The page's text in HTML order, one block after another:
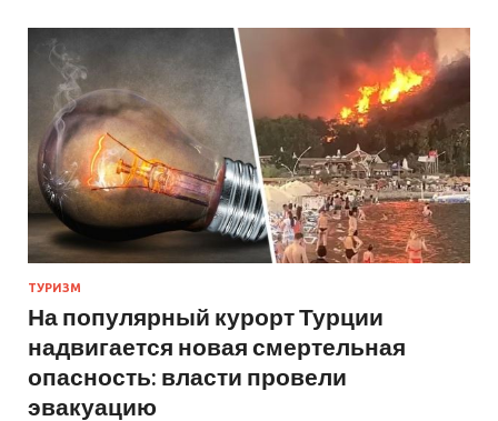
ТУРИЗМ
На популярный курорт Турции
надвигается новая смертельная
опасность: власти провели
эвакуацию